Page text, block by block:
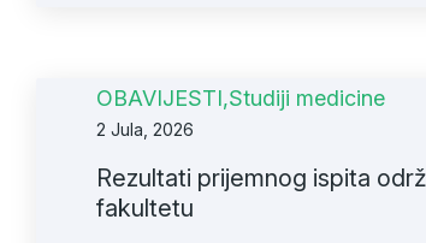
OBAVIJESTI,Studiji medicine
2 Jula, 2026
Rezultati prijemnog ispita
fakultetu